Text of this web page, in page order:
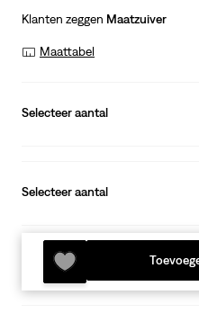
Klanten zeggen Maatzuiver
Maattabel
Selecteer aantal
Selecteer aantal